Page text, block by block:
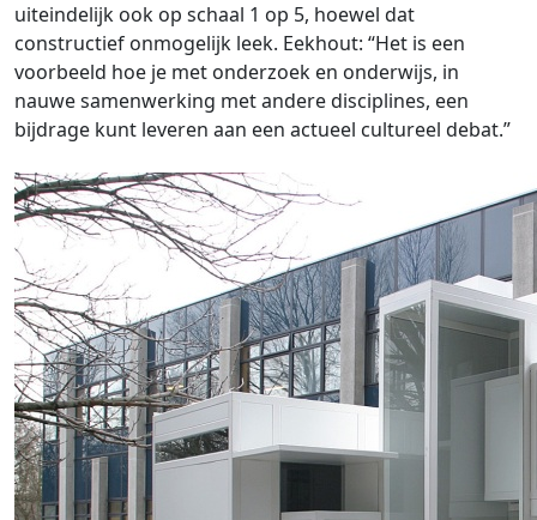
uiteindelijk ook op schaal 1 op 5, hoewel dat
constructief onmogelijk leek. Eekhout: “Het is een
voorbeeld hoe je met onderzoek en onderwijs, in
nauwe samenwerking met andere disciplines, een
bijdrage kunt leveren aan een actueel cultureel debat.”